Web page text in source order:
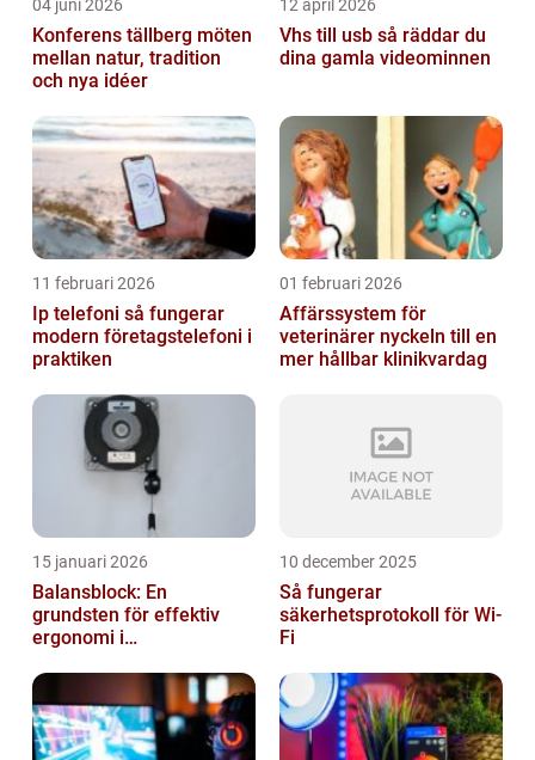
04 juni 2026
Konferens tällberg möten
mellan natur, tradition
och nya idéer
12 april 2026
Vhs till usb så räddar du
dina gamla videominnen
11 februari 2026
Ip telefoni så fungerar
modern företagstelefoni i
praktiken
01 februari 2026
Affärssystem för
veterinärer nyckeln till en
mer hållbar klinikvardag
15 januari 2026
Balansblock: En
grundsten för effektiv
ergonomi i
10 december 2025
Så fungerar
säkerhetsprotokoll för Wi-
Fi